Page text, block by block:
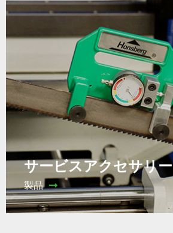
サービスアクセサリー
製品